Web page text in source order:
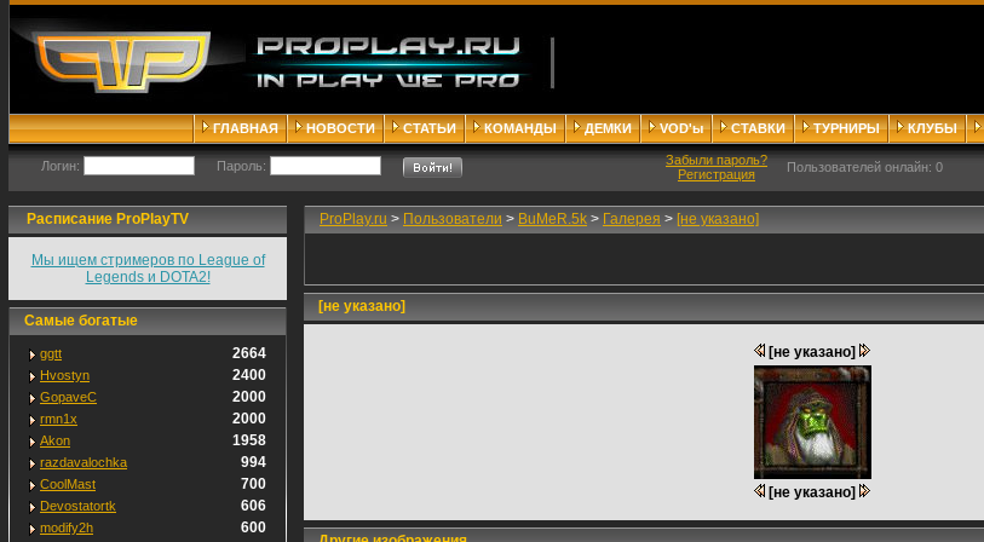
ГЛАВНАЯ НОВОСТИ СТАТЬИ КОМАНДЫ ДЕМКИ VOD'ы СТАВКИ ТУРНИРЫ КЛУБЫ
Логин: Пароль:
Забыли пароль?
Регистрация
Пользователей онлайн: 0
Расписание ProPlayTV
Мы ищем стримеров по League of
Legends и DOTA2!
Самые богатые
ggtt 2664
Hvostyn 2400
GopaveC 2000
rmn1x 2000
Akon 1958
razdavalochka 994
CoolMast 700
Devostatortk 606
modify2h 600
ProPlay.ru > Пользователи > BuMeR.5k > Галерея > [не указано]
[не указано]
[не указано]
[не указано]